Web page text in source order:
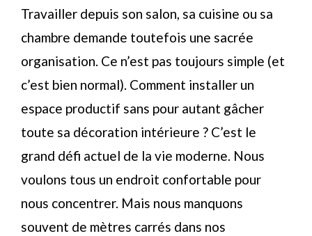
Travailler depuis son salon, sa cuisine ou sa
chambre demande toutefois une sacrée
organisation. Ce n’est pas toujours simple (et
c’est bien normal). Comment installer un
espace productif sans pour autant gâcher
toute sa décoration intérieure ? C’est le
grand défi actuel de la vie moderne. Nous
voulons tous un endroit confortable pour
nous concentrer. Mais nous manquons
souvent de mètres carrés dans nos